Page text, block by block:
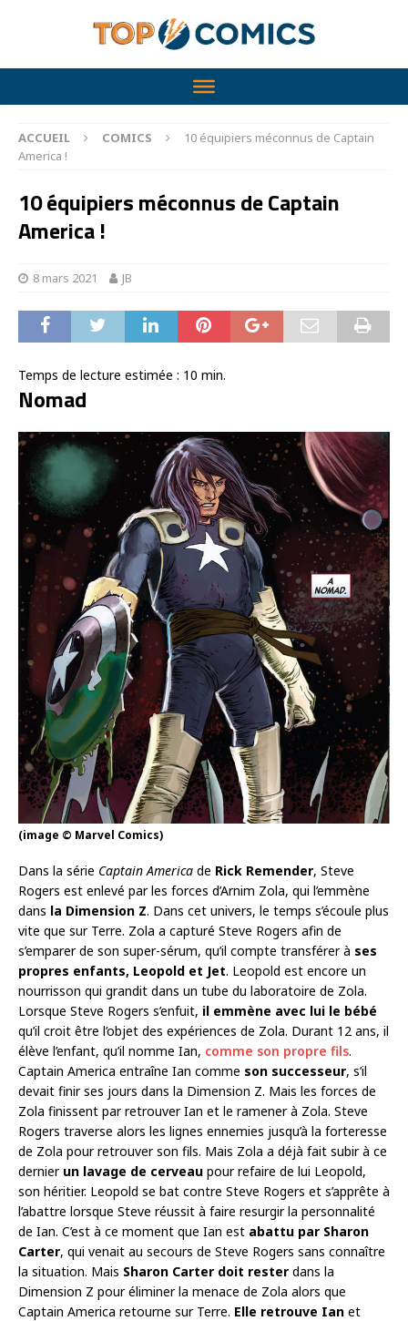
ACCUEIL COMICS
10 équipiers méconnus de Captain
America !
10 équipiers méconnus de Captain
America !
8 mars 2021 JB
Temps de lecture estimée : 10 min.
Nomad
(image © Marvel Comics)
Dans la série Captain America de Rick Remender, Steve
Rogers est enlevé par les forces d’Arnim Zola, qui l’emmène
dans la Dimension Z. Dans cet univers, le temps s’écoule plus
vite que sur Terre. Zola a capturé Steve Rogers afin de
s’emparer de son super-sérum, qu’il compte transférer à ses
propres enfants, Leopold et Jet. Leopold est encore un
nourrisson qui grandit dans un tube du laboratoire de Zola.
Lorsque Steve Rogers s’enfuit, il emmène avec lui le bébé
qu’il croit être l’objet des expériences de Zola. Durant 12 ans, il
élève l’enfant, qu’il nomme Ian, comme son propre fils.
Captain America entraîne Ian comme son successeur, s’il
devait finir ses jours dans la Dimension Z. Mais les forces de
Zola finissent par retrouver Ian et le ramener à Zola. Steve
Rogers traverse alors les lignes ennemies jusqu’à la forteresse
de Zola pour retrouver son fils. Mais Zola a déjà fait subir à ce
dernier un lavage de cerveau pour refaire de lui Leopold,
son héritier. Leopold se bat contre Steve Rogers et s’apprête à
l’abattre lorsque Steve réussit à faire resurgir la personnalité
de Ian. C’est à ce moment que Ian est abattu par Sharon
Carter, qui venait au secours de Steve Rogers sans connaître
la situation. Mais Sharon Carter doit rester dans la
Dimension Z pour éliminer la menace de Zola alors que
Captain America retourne sur Terre. Elle retrouve Ian et